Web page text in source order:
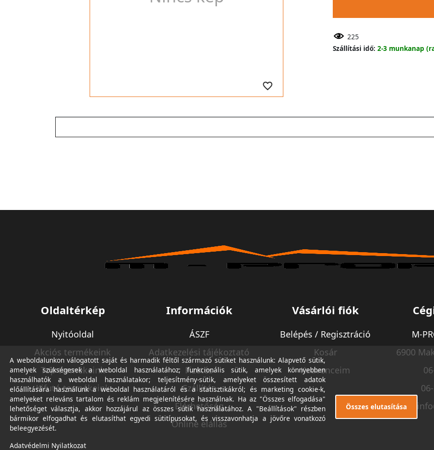
225
Szállítási idő: 2-3 munkanap
Oldaltérkép
Nyitóoldal
Akciós termékeink
Top termékeink
Kifutó termékeink
Információk
ÁSZF
Adatkezelési tájékoztató
Fizetés
Szállítás
Elérhetőség
Online elállás
Vásárlói fiók
Belépés / Regisztráció
Kosár
Kedvenceim
M-
6900
A weboldalunkon válogatott saját és harmadik féltől származó sütiket használunk: Alapvető sütik,
amelyek szükségesek a weboldal használatához; funkcionális sütik, amelyek könnyebben
használhatók a weboldal használatakor; teljesítmény-sütik, amelyeket összesített adatok
előállítására használunk a weboldal használatáról és a statisztikákról; és marketing cookie-k,
amelyeket releváns tartalom és reklám megjelenítésére használnak. Ha az "Összes elfogadása"
lehetőséget választja, akkor hozzájárul az összes sütik használatához. A "Beállítások" részben
bármikor elfogadhat és elutasíthat egyedi sütitípusokat, és visszavonhatja a jövőre vonatkozó
beleegyezését.
Adatvédelmi Nyilatkozat
Összes elutasítása